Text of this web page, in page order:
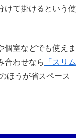
けて掛けるという使
個室などでも使えま
合わせなら
「スリム
ほうが省スペース